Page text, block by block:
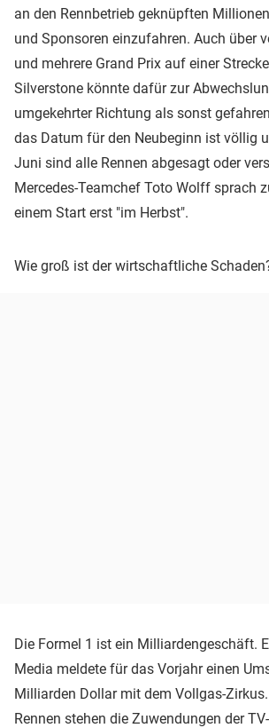
an den Rennbetrieb geknüpften
und Sponsoren einzufahren. Auch über
und mehrere Grand Prix auf einer
Silverstone könnte dafür zur
umgekehrter Richtung als sonst
das Datum für den Neubeginn ist völlig
Juni sind alle Rennen abgesagt oder
Mercedes-Teamchef Toto Wolff sprach
einem Start erst "im Herbst".
Wie groß ist der wirtschaftliche
Die Formel 1 ist ein Milliardengeschäft.
Media meldete für das Vorjahr einen
Milliarden Dollar mit dem Vollgas-
Rennen stehen die Zuwendungen der